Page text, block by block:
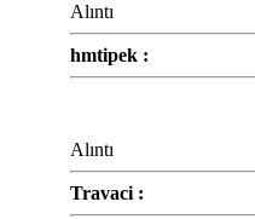
Alıntı
hmtipek :
Alıntı
Travaci :